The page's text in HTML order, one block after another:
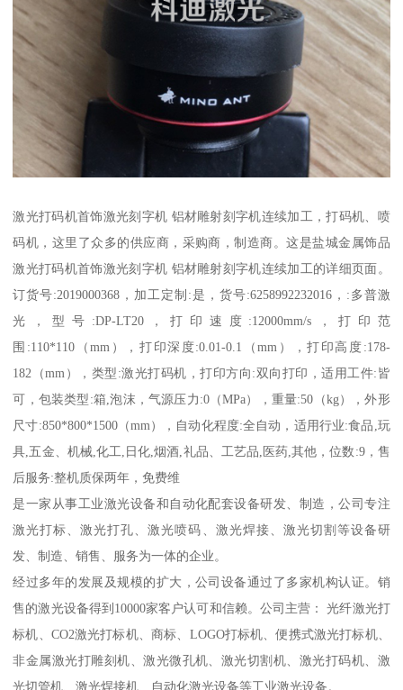
激光打码机首饰激光刻字机 铝材雕射刻字机连续加工，打码机、喷
码机，这里了众多的供应商，采购商，制造商。这是盐城金属饰品
激光打码机首饰激光刻字机 铝材雕射刻字机连续加工的详细页面。
订货号:2019000368，加工定制:是，货号:6258992232016，:多普激
光，型号:DP-LT20，打印速度:12000mm/s，打印范
围:110*110（mm），打印深度:0.01-0.1（mm），打印高度:178-
182（mm），类型:激光打码机，打印方向:双向打印，适用工件:皆
可，包装类型:箱,泡沫，气源压力:0（MPa），重量:50（kg），外形
尺寸:850*800*1500（mm），自动化程度:全自动，适用行业:食品,玩
具,五金、机械,化工,日化,烟酒,礼品、工艺品,医药,其他，位数:9，售
后服务:整机质保两年，免费维
是一家从事工业激光设备和自动化配套设备研发、制造，公司专注
激光打标、激光打孔、激光喷码、激光焊接、激光切割等设备研
发、制造、销售、服务为一体的企业。
经过多年的发展及规模的扩大，公司设备通过了多家机构认证。销
售的激光设备得到10000家客户认可和信赖。公司主营： 光纤激光打
标机、CO2激光打标机、商标、LOGO打标机、便携式激光打标机、
非金属激光打雕刻机、激光微孔机、激光切割机、激光打码机、激
光切管机、激光焊接机、自动化激光设备等工业激光设备。